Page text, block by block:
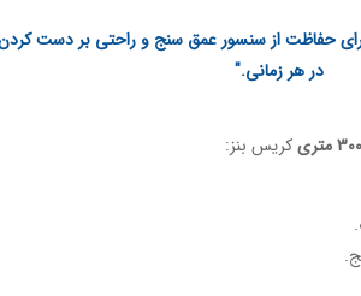
حفاظت از سنسور عمق سنج و راحتی بر دست
در هر زمانی."
300 متری
کریس بنز: